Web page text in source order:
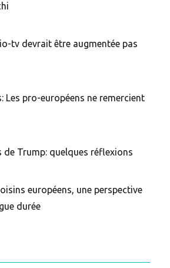
tv devrait être augmentée pas
Les pro-européens ne remercient
de Trump: quelques réflexions
européens, une perspective
durée